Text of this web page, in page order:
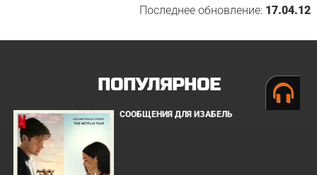
Последнее обновление: 17.04.12
ПОПУЛЯРНОЕ
СООБЩЕНИЯ ДЛЯ ИЗАБЕЛЬ